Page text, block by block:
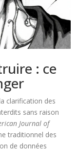
: ce
clarification des
sans raison
Journal of
traditionnel des
de données